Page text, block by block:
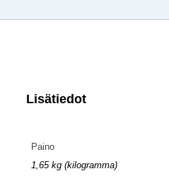
Lisätiedot
Paino
1,65 kg (kilogramma)